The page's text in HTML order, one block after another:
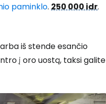
paminklo. 250 000 idr.
iš stende esančio
į oro uostą, taksi galite